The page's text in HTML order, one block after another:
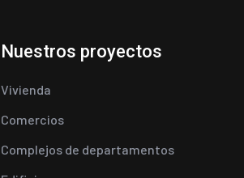
Nuestros proyectos
Vivienda
Comercios
Complejos de departamentos